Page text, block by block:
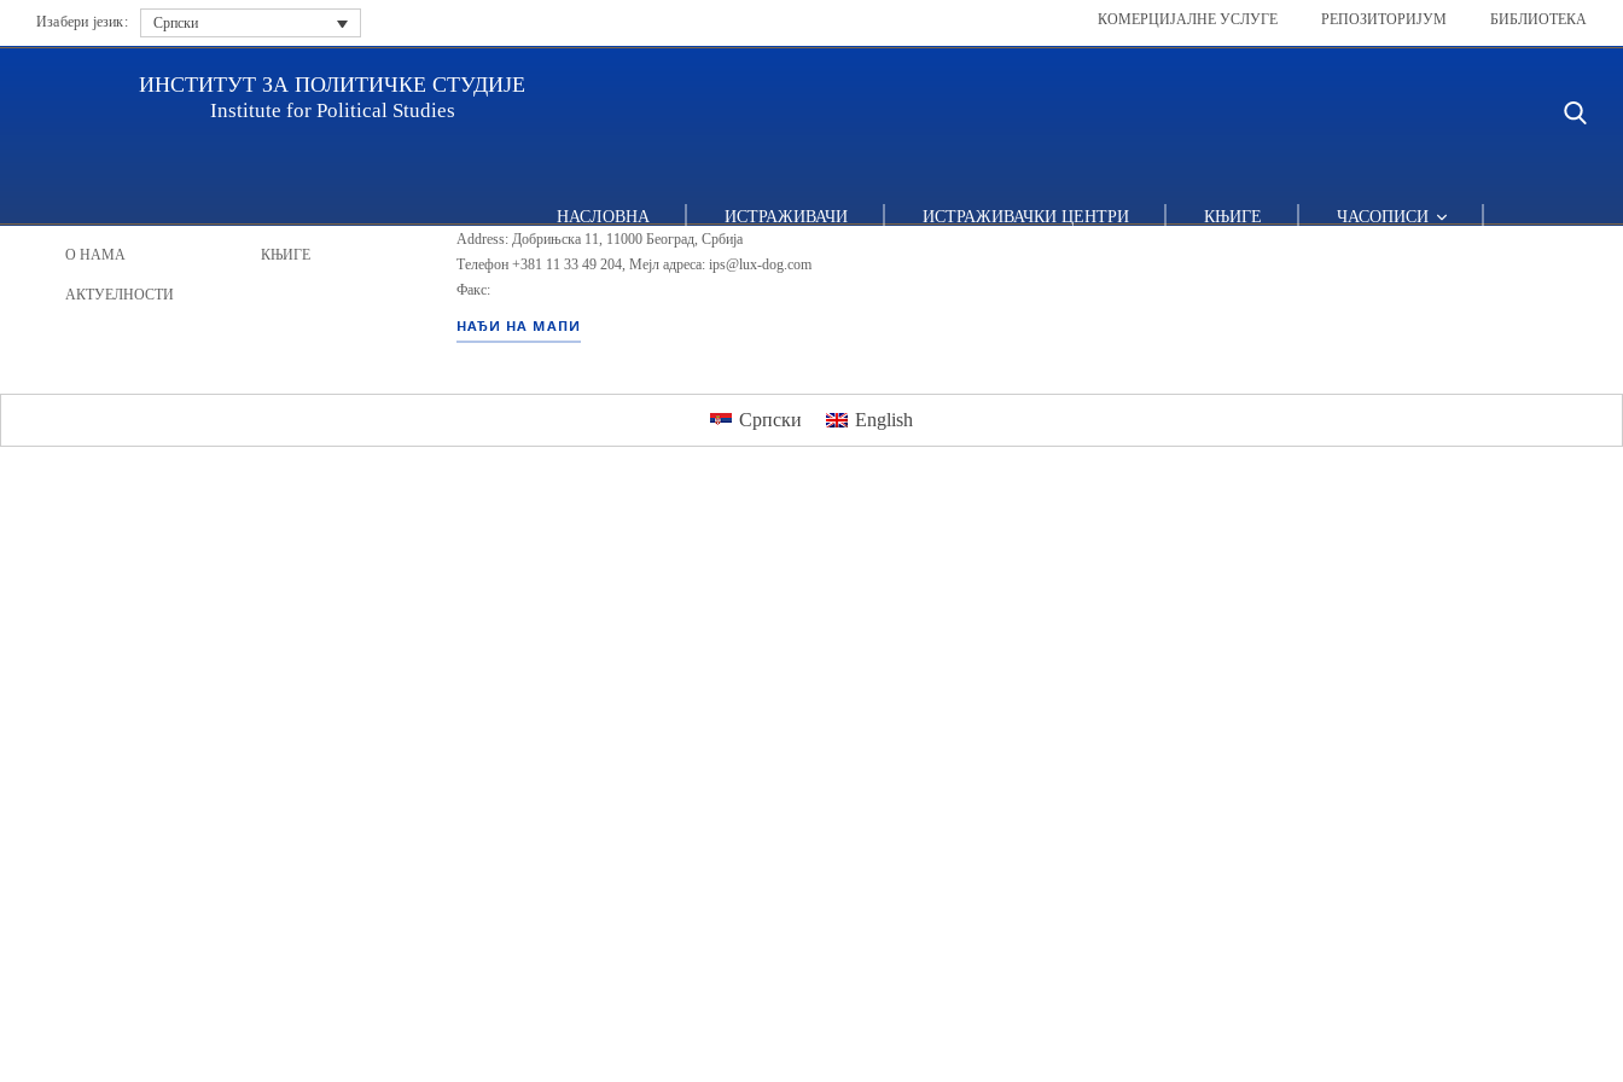
Изабери језик: Српски КОМЕРЦИЈАЛНЕ УСЛУГЕ РЕПОЗИТОРИЈУМ БИБЛИОТЕКА
ИНСТИТУТ ЗА ПОЛИТИЧКЕ СТУДИЈЕ
Institute for Political Studies
НАСЛОВНА ИСТРАЖИВАЧИ ИСТРАЖИВАЧКИ ЦЕНТРИ КЊИГЕ ЧАСОПИСИ
О НАМА
АКТУЕЛНОСТИ
КЊИГЕ
ИПС - Институт за политичке студије
Address: Добрињска 11, 11000 Београд, Србија
Телефон +381 11 33 49 204, Мејл адреса: ips@lux-dog.com
Факс:
НАЂИ НА МАПИ
Српски English